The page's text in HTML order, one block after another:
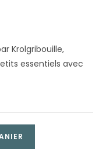
Krolgribouille,
essentiels avec